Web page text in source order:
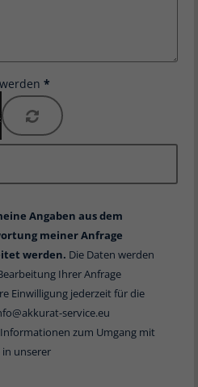
Angaben aus dem
meiner Anfrage
werden. Die Daten werden
Ihrer Anfrage
Einwilligung jederzeit für die
service.eu
zum Umgang mit
unserer